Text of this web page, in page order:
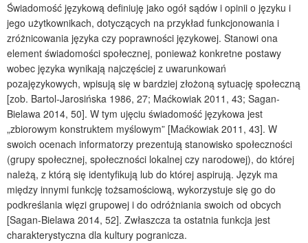
Świadomość językową definiuję jako ogół sądów i opinii o języku i
jego użytkownikach, dotyczących na przykład funkcjonowania i
zróżnicowania języka czy poprawności językowej. Stanowi ona
element świadomości społecznej, ponieważ konkretne postawy
wobec języka wynikają najczęściej z uwarunkowań
pozajęzykowych, wpisują się w bardziej złożoną sytuację społeczną
[zob. Bartol-Jarosińska 1986, 27; Maćkowiak 2011, 43; Sagan-
Bielawa 2014, 50]. W tym ujęciu świadomość językowa jest
„zbiorowym konstruktem myślowym” [Maćkowiak 2011, 43]. W
swoich ocenach informatorzy prezentują stanowisko społeczności
(grupy społecznej, społeczności lokalnej czy narodowej), do której
należą, z którą się identyfikują lub do której aspirują. Język ma
między innymi funkcję tożsamościową, wykorzystuje się go do
podkreślania więzi grupowej i do odróżniania swoich od obcych
[Sagan-Bielawa 2014, 52]. Zwłaszcza ta ostatnia funkcja jest
charakterystyczna dla kultury pogranicza.